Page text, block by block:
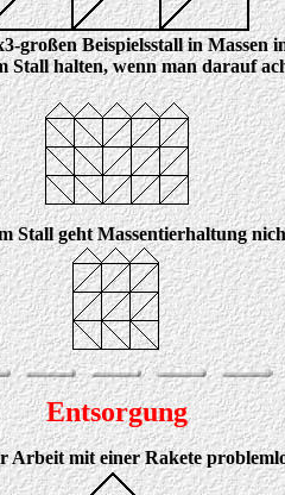
großen Beispielsstall in
halten, wenn man darauf
Stall geht Massentierhaltung
Entsorgung
Arbeit mit einer Rakete